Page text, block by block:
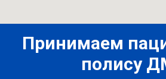
Принимаем
полису